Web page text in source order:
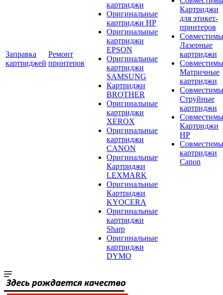
Заправка
картриджей
Ремонт
принтеров
картриджи
Оригинальные
картриджи HP
Оригинальные
картриджи
EPSON
Оригинальные
картриджи
SAMSUNG
Картриджи
BROTHER
Оригинальные
картриджи
XEROX
Оригинальные
картриджи
CANON
Оригинальные
Картриджи
LEXMARK
Оригинальные
Картриджи
KYOCERA
Оригинальные
картриджи
Sharp
Оригинальные
картриджи
DYMO
Картриджи
для этикет-
принтеров
Лазерные
картриджи
Матричные
картриджи
Струйные
картриджи
Картриджи
HP
картриджи
Canon